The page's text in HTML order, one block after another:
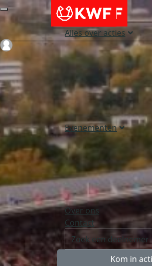
Alles over acties
Evenementen
Over ons
Contact
Kom in
Login